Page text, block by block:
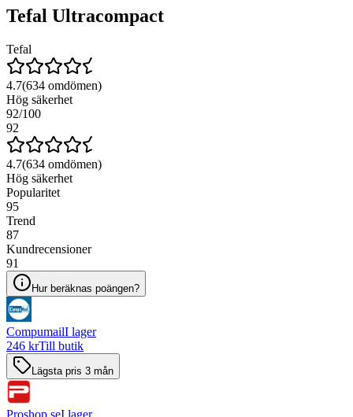
Tefal Ultracompact
Tefal
4.7(634 omdömen)
Hög säkerhet
92/100
92
4.7(634 omdömen)
Hög säkerhet
Popularitet
95
Trend
87
Kundrecensioner
91
Hur beräknas poängen?
CompumailI lager
246 krTill butik
Lägsta pris 3 mån